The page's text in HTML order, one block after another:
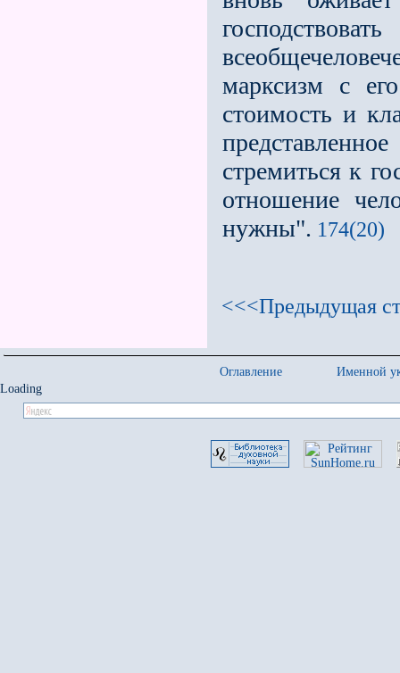
марксизм с
стоимость и
стремиться к
отношение
нужны". 174(20)
<<<Предыдущая
Оглавление
Именной
Loading